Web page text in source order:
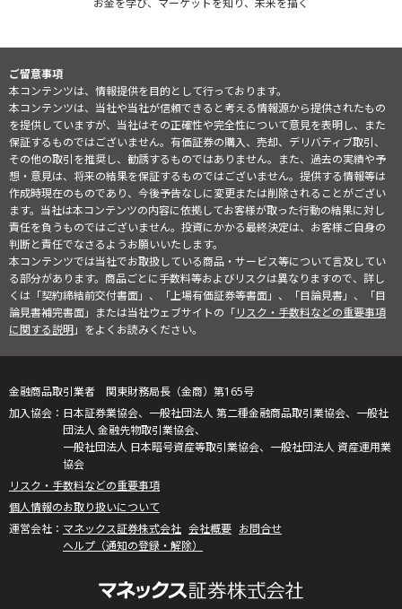
ご留意事項
本コンテンツは、情報提供を目的として行っております。
本コンテンツは、当社や当社が信頼できると考える情報源から提供されたもの
を提供していますが、当社はその正確性や完全性について意見を表明し、また
保証するものではございません。有価証券の購入、売却、デリバティブ取引、
その他の取引を推奨し、勧誘するものではありません。また、過去の実績や予
想・意見は、将来の結果を保証するものではございません。提供する情報等は
作成時現在のものであり、今後予告なしに変更または削除されることがござい
ます。当社は本コンテンツの内容に依拠してお客様が取った行動の結果に対し
責任を負うものではございません。投資にかかる最終決定は、お客様ご自身の
判断と責任でなさるようお願いいたします。
本コンテンツでは当社でお取扱している商品・サービス等について言及してい
る部分があります。商品ごとに手数料等およびリスクは異なりますので、詳し
くは「契約締結前交付書面」、「上場有価証券等書面」、「目論見書」、「目
論見書補完書面」または当社ウェブサイトの「リスク・手数料などの重要事項
に関する説明」をよくお読みください。
金融商品取引業者 関東財務局長（金商）第165号
日本証券業協会、一般社団法人 第二種金融商品取引業協会、一般社
団法人 金融先物取引業協会、
一般社団法人 日本暗号資産等取引業協会、一般社団法人 資産運用業
協会
リスク・手数料などの重要事項
個人情報のお取り扱いについて
マネックス証券株式会社 会社概要 お問合せ
ヘルプ（通知の登録・解除）